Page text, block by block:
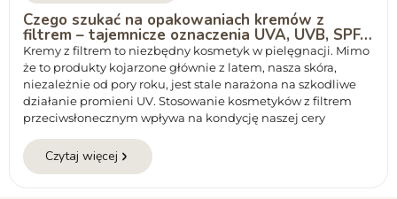
Czego szukać na opakowaniach kremów z
filtrem – tajemnicze oznaczenia UVA, UVB, SPF…
Kremy z filtrem to niezbędny kosmetyk w pielęgnacji. Mimo
że to produkty kojarzone głównie z latem, nasza skóra,
niezależnie od pory roku, jest stale narażona na szkodliwe
działanie promieni UV. Stosowanie kosmetyków z filtrem
przeciwsłonecznym wpływa na kondycję naszej cery
Czytaj więcej